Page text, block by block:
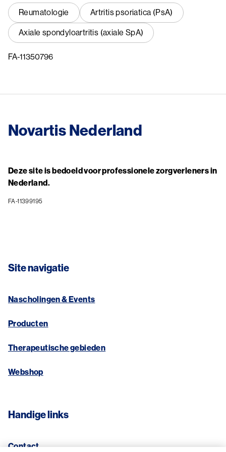
Reumatologie Artritis psoriatica (PsA)
Axiale spondyloartritis (axiale SpA)
FA-11350796
Novartis Nederland
Deze site is bedoeld voor professionele zorgverleners in
Nederland.
FA-11399195
Site navigatie
Nascholingen & Events
Producten
Therapeutische gebieden
Webshop
Handige links
Contact